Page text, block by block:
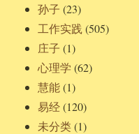
孙子 (23)
工作实践 (505)
庄子 (1)
心理学 (62)
慧能(1)
易经(120)
未分类(1)